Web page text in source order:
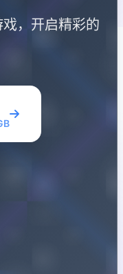
，开启精彩的